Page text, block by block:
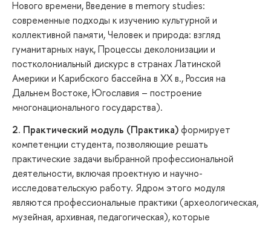
Нового времени, Введение в memory studies:
современные подходы к изучению культурной и
коллективной памяти, Человек и природа: взгляд
гуманитарных наук, Процессы деколонизации и
постколониальный дискурс в странах Латинской
Америки и Карибского бассейна в XX в., Россия на
Дальнем Востоке, Югославия – построение
многонационального государства).
2. Практический модуль (Практика)формирует
компетенции студента, позволяющие решать
практические задачи выбранной профессиональной
деятельности, включая проектную и научно-
исследовательскую работу. Ядром этого модуля
являются профессиональные практики (археологическая,
музейная, архивная, педагогическая), которые